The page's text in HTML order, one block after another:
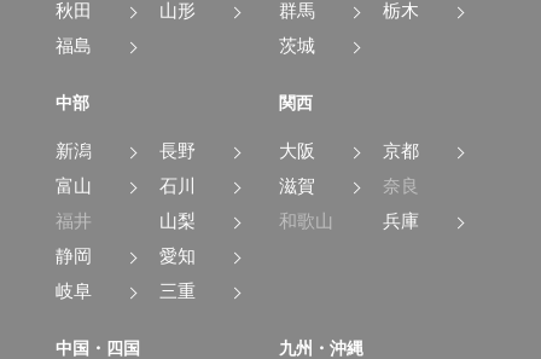
秋田
山形
福島
群馬
栃木
茨城
中部
新潟
長野
富山
石川
福井
山梨
静岡
愛知
岐阜
三重
関西
大阪
京都
滋賀
奈良
和歌山
兵庫
中国・四国 九州・沖縄